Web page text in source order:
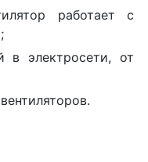
работает с
в электросети, от